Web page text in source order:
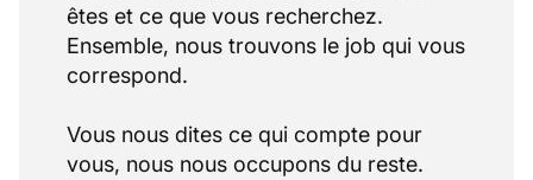
êtes et ce que vous recherchez.
Ensemble, nous trouvons le job qui vous
correspond.
Vous nous dites ce qui compte pour